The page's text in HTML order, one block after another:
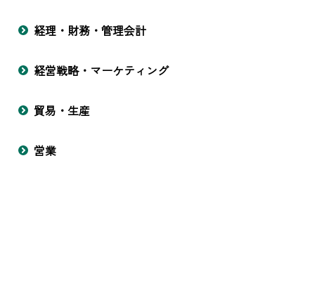
経理・財務・管理会計
経営戦略・マーケティング
貿易・生産
営業